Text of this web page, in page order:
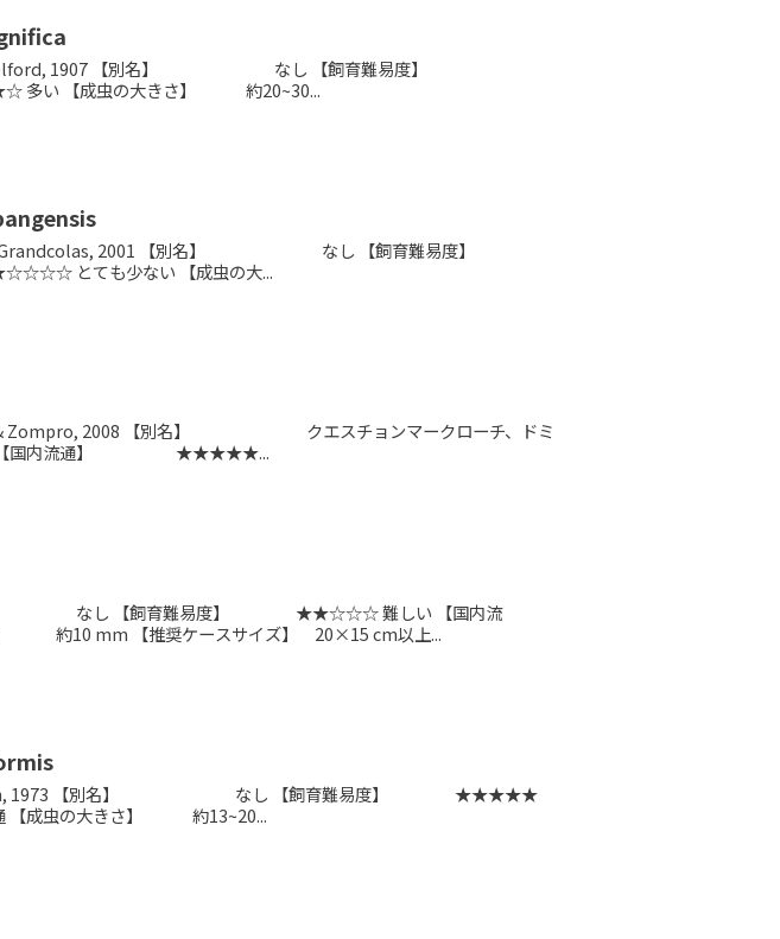
Shelford, 1907 【別名】 なし 【飼育難易度】
【成虫の大きさ】 約20~30...
Grandcolas, 2001 【別名】 なし 【飼育難易度】
とても少ない 【成虫の大...
& Zompro, 2008 【別名】 クエスチョンマークローチ、ドミ
【国内流通】 ★★★★★...
名】 なし 【飼育難易度】 ★★☆☆☆ 難しい 【国内流
mm ​【推奨ケースサイズ】 20×15 cm以上...
Roth, 1973 【別名】 なし 【飼育難易度】 ★★★★★
虫の大きさ】 約13~20...